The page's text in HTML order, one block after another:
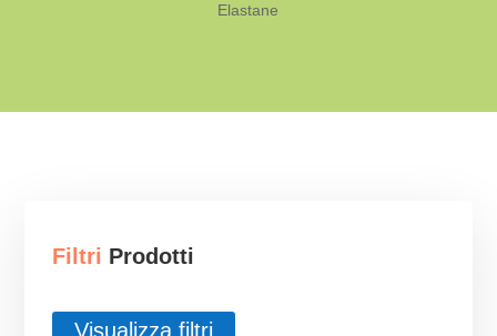
Elastane
Filtri Prodotti
Visualizza filtri